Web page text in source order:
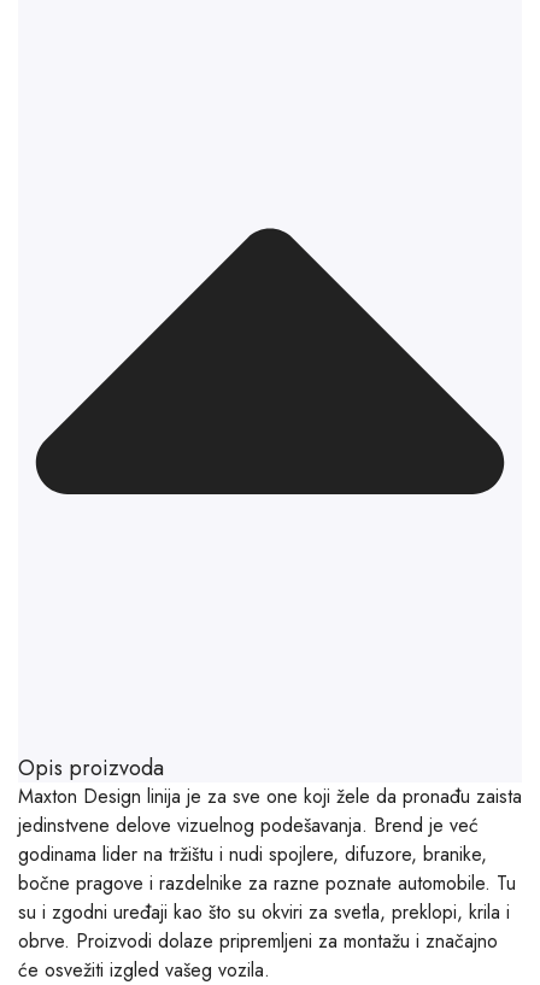
Opis proizvoda
Maxton Design linija je za sve one koji žele da pronađu zaista
jedinstvene delove vizuelnog podešavanja. Brend je već
godinama lider na tržištu i nudi spojlere, difuzore, branike,
bočne pragove i razdelnike za razne poznate automobile. Tu
su i zgodni uređaji kao što su okviri za svetla, preklopi, krila i
obrve. Proizvodi dolaze pripremljeni za montažu i značajno
će osvežiti izgled vašeg vozila.